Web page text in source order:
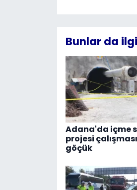
Bunlar da
Adana'da içme
projesi
göçük